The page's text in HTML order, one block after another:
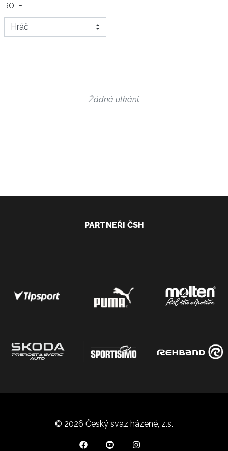
ROLE
Žádná utkání.
PARTNEŘI ČSH
© 2026 Český svaz házené, z.s.